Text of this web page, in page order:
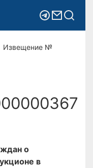
Извещение №
о
в